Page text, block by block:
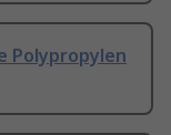
Polypropylen